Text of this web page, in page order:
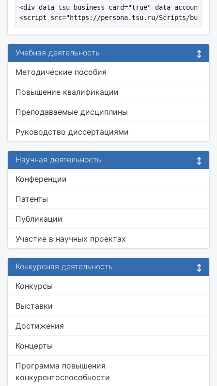
<div data-tsu-business-card="true" data-account-
Учебная деятельность
Методические пособия
Повышение квалификации
Преподаваемые дисциплины
Руководство диссертациями
Научная деятельность
Конференции
Патенты
Публикации
Участие в научных проектах
Конкурсная деятельность
Конкурсы
Выставки
Достижения
Концерты
Программа повышения
конкурентоспособности